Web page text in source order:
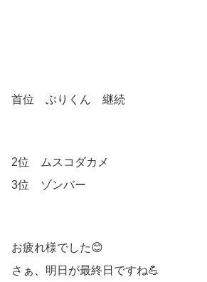
首位 ぶりくん 継続
2位 ムスコダカメ
3位 ゾンバー
お疲れ様でした😊
さぁ、明日が最終日ですね💪